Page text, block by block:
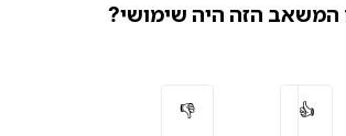
הזה היה שימושי?
👍
👎